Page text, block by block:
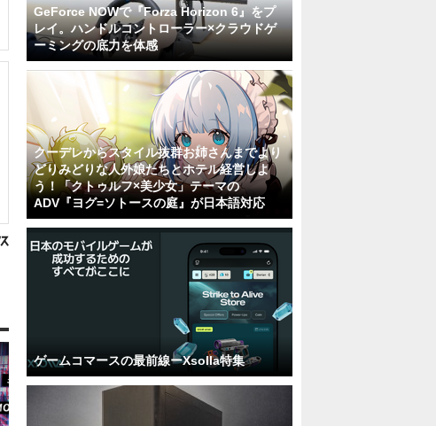
GeForce NOWで『Forza Horizon 6』をプ
レイ。ハンドルコントローラー×クラウドゲ
ーミングの底力を体感
クーデレからスタイル抜群お姉さんまでより
どりみどりな人外娘たちとホテル経営しよ
う！「クトゥルフ×美少女」テーマの
ADV『ヨグ=ソトースの庭』が日本語対応
ゲームコマースの最前線ーXsolla特集